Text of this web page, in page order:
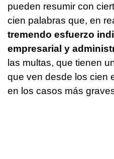
pueden resumir con
cien palabras que, en
tremendo esfuerzo
empresarial y
las multas, que tienen
que ven desde los cien
en los casos más